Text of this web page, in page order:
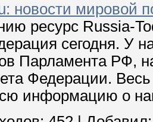
новости мировой
ресурс Russia-
сегодня. У
Парламента РФ,
Федерации.
информацию о